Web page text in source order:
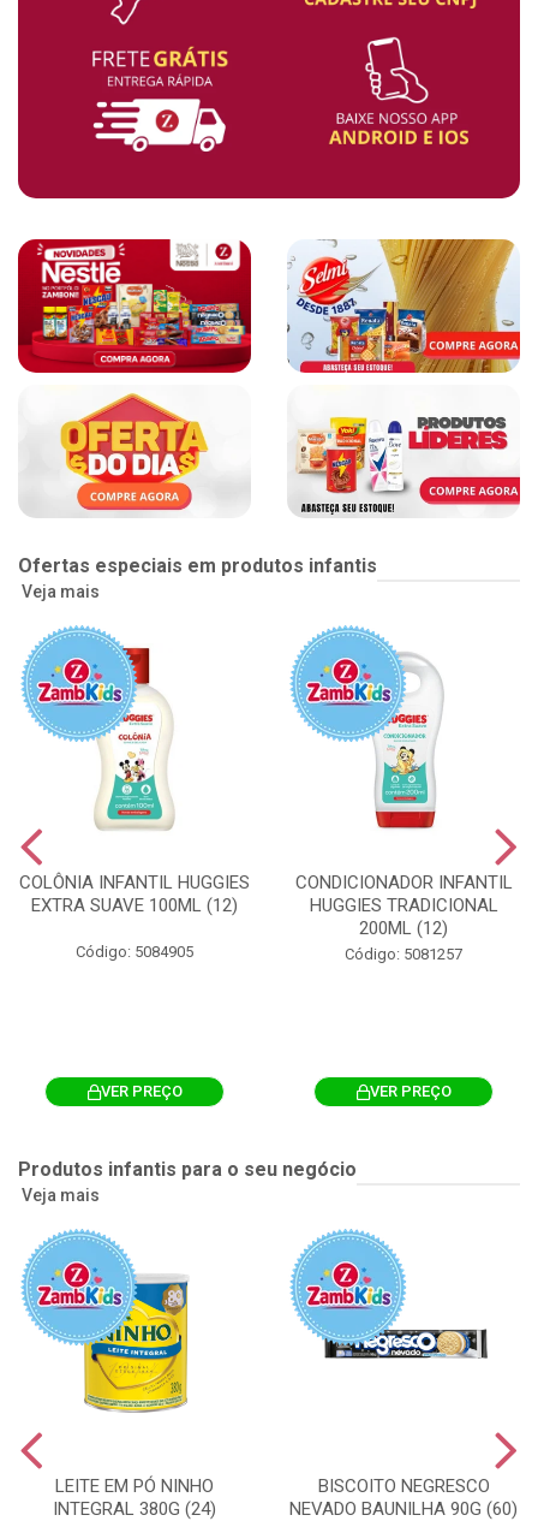
Ofertas especiais em produtos infantis
Veja mais
COLÔNIA INFANTIL HUGGIES
EXTRA SUAVE 100ML (12)
Código: 5084905
VER PREÇO
CONDICIONADOR INFANTIL
HUGGIES TRADICIONAL
200ML (12)
Código: 5081257
VER PREÇO
Produtos infantis para o seu negócio
Veja mais
LEITE EM PÓ NINHO
INTEGRAL 380G (24)
BISCOITO NEGRESCO
NEVADO BAUNILHA 90G (60)